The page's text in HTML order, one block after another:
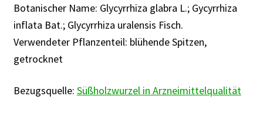
Rabattaktion
Botanischer Name: Glycyrrhiza glabra L.; Gycyrrhiza
inflata Bat.; Glycyrrhiza uralensis Fisch.
Verwendeter Pflanzenteil: blühende Spitzen,
getrocknet
Bezugsquelle: Süßholzwurzel in Arzneimittelqualität